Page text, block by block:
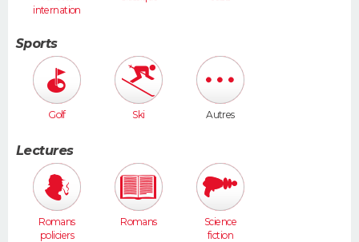
internation
Sports
Golf Ski Autres
Lectures
Romans
policiers
Romans
Science
fiction